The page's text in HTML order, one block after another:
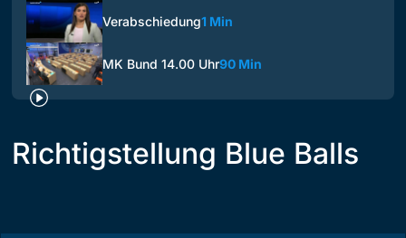
Verabschiedung1 Min
MK Bund 14.00 Uhr90 Min
Richtigstellung Blue Balls